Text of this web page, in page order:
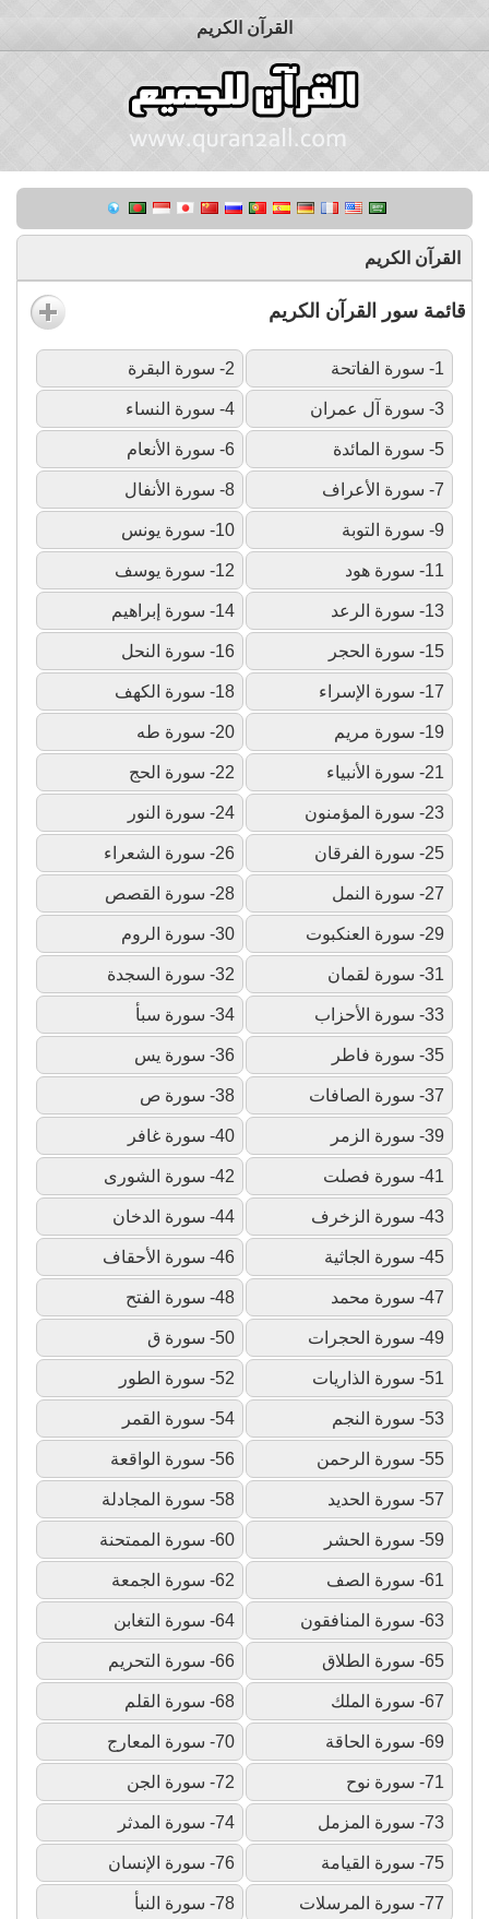
القرآن الكريم
القرآن الكريم
قائمة سور القرآن الكريم
1- سورة الفاتحة 2- سورة البقرة
3- سورة آل عمران 4- سورة النساء
5- سورة المائدة 6- سورة الأنعام
7- سورة الأعراف 8- سورة الأنفال
9- سورة التوبة 10- سورة يونس
11- سورة هود 12- سورة يوسف
13- سورة الرعد 14- سورة إبراهيم
15- سورة الحجر 16- سورة النحل
17- سورة الإسراء 18- سورة الكهف
19- سورة مريم 20- سورة طه
21- سورة الأنبياء 22- سورة الحج
23- سورة المؤمنون 24- سورة النور
25- سورة الفرقان 26- سورة الشعراء
27- سورة النمل 28- سورة القصص
29- سورة العنكبوت 30- سورة الروم
31- سورة لقمان 32- سورة السجدة
33- سورة الأحزاب 34- سورة سبأ
35- سورة فاطر 36- سورة يس
37- سورة الصافات 38- سورة ص
39- سورة الزمر 40- سورة غافر
41- سورة فصلت 42- سورة الشورى
43- سورة الزخرف 44- سورة الدخان
45- سورة الجاثية 46- سورة الأحقاف
47- سورة محمد 48- سورة الفتح
49- سورة الحجرات 50- سورة ق
51- سورة الذاريات 52- سورة الطور
53- سورة النجم 54- سورة القمر
55- سورة الرحمن 56- سورة الواقعة
57- سورة الحديد 58- سورة المجادلة
59- سورة الحشر 60- سورة الممتحنة
61- سورة الصف 62- سورة الجمعة
63- سورة المنافقون 64- سورة التغابن
65- سورة الطلاق 66- سورة التحريم
67- سورة الملك 68- سورة القلم
69- سورة الحاقة 70- سورة المعارج
71- سورة نوح 72- سورة الجن
73- سورة المزمل 74- سورة المدثر
75- سورة القيامة 76- سورة الإنسان
77- سورة المرسلات 78- سورة النبأ